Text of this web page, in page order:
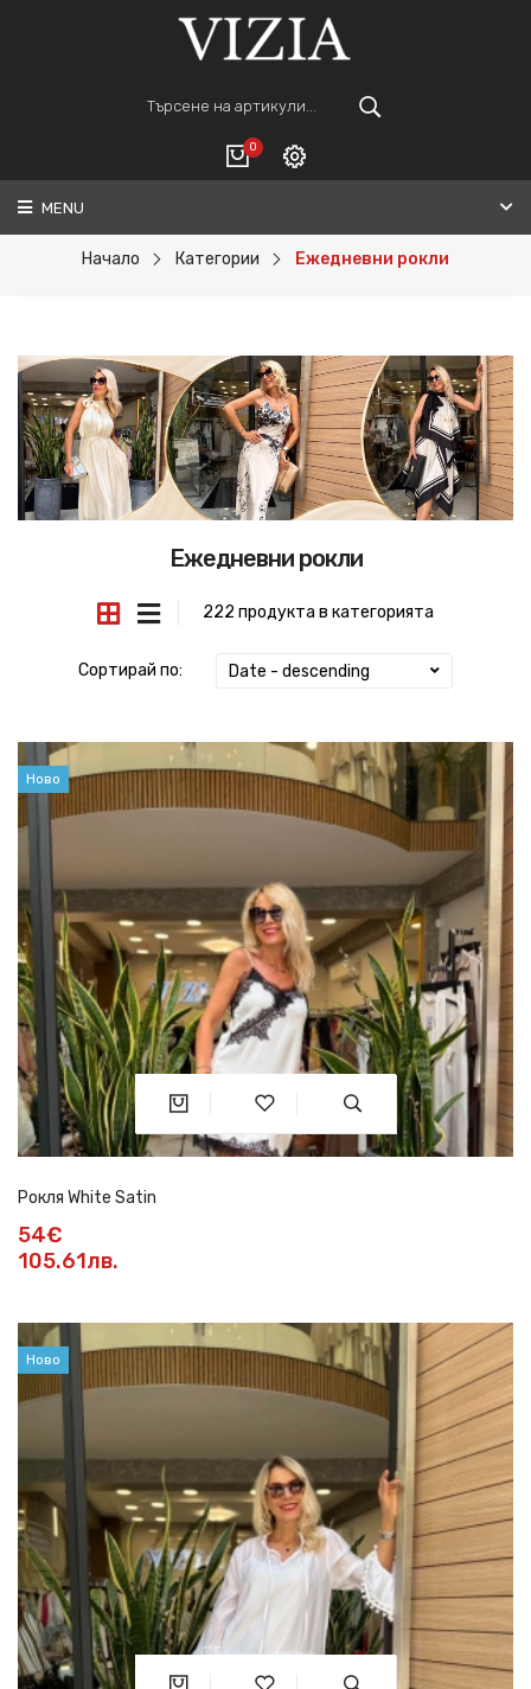
0
ВАШАТА КОЛИЧКА Е ПРАЗНА.
ПОРЪЧАЙ
Регистрация
MENU
Начало Категории Ежедневни рокли
Ежедневни рокли
222 продукта в категорията
Сортирай по: Date - descending
Ново
Рокля White Satin
54€
105.61лв.
Ново